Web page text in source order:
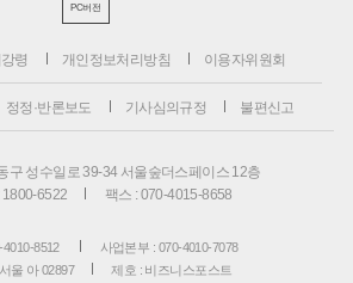
PC버전
령 개인정보처리방침 이용자위원회
정정·반론보도 기사심의규정 불편신고
구 성수일로 39-34 서울숲더스페이스 12층
6522
팩스 : 070-4015-8658
8512
사업본부 : 070-4010-7078
울 아 02897
제호 : 비즈니스포스트